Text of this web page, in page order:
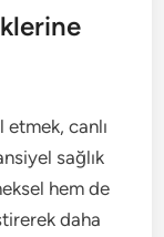
canlı
sağlık
hem de
daha